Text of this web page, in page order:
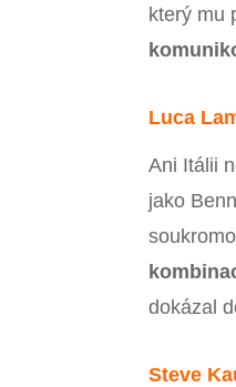
který mu
Luca
Ani Itálii
jako
dokázal
Steve